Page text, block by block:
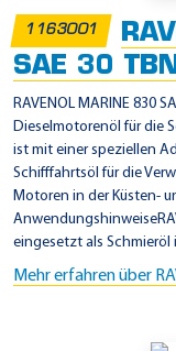
s
a
t
z
g
e
b
i
t
1163001
SAE 30
RAVENOL MARINE 830
Dieselmotorenöl für die
ist mit einer speziellen
Schifffahrtsöl für die
Motoren in der Küsten-
eingesetzt als Schmieröl
Mehr erfahren über